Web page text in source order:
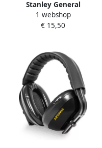
Stanley General
Performance Veiligheids
Handschoen | SY660L EU
1 webshop
€ 15,50